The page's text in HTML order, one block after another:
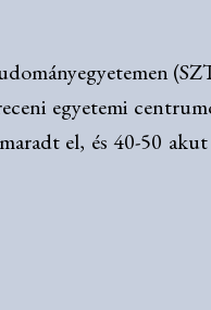
egyetemi
el, és 40-50